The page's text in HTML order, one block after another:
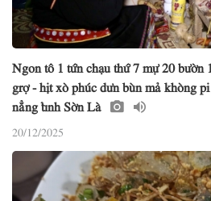
Ngon tô 1 tứn chạu thứ 7 mự 20 bườn
grợ - hịt xò phúc dưn bùn mả khòng
nẳng tỉnh Sờn Là
20/12/2025